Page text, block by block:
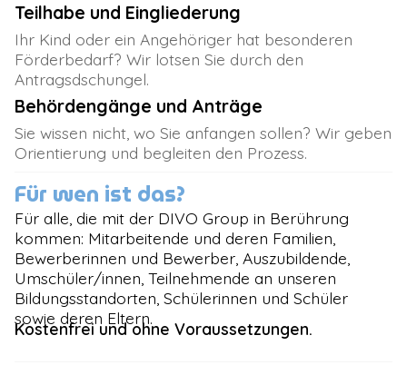
Teilhabe und Eingliederung
Ihr Kind oder ein Angehöriger hat besonderen
Förderbedarf? Wir lotsen Sie durch den
Antragsdschungel.
Behördengänge und Anträge
Sie wissen nicht, wo Sie anfangen sollen? Wir geben
Orientierung und begleiten den Prozess.
Für wen ist das?
Für alle, die mit der DIVO Group in Berührung
kommen: Mitarbeitende und deren Familien,
Bewerberinnen und Bewerber, Auszubildende,
Umschüler/innen, Teilnehmende an unseren
Bildungsstandorten, Schülerinnen und Schüler
sowie deren Eltern.
Kostenfrei und ohne Voraussetzungen.